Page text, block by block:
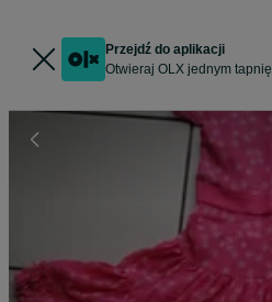
Przejdź do aplikacji
Otwieraj OLX jednym